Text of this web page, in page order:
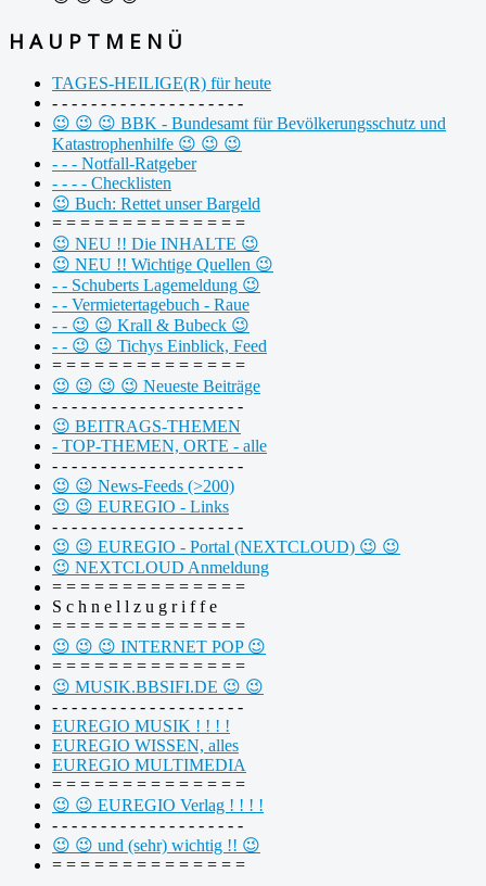
H A U P T M E N Ü
TAGES-HEILIGE(R) für heute
- - - - - - - - - - - - - - - - - - - -
😉 😉 😉 BBK - Bundesamt für Bevölkerungsschutz und
Katastrophenhilfe 😉 😉 😉
- - - Notfall-Ratgeber
- - - - Checklisten
😉 Buch: Rettet unser Bargeld
= = = = = = = = = = = = = =
😉 NEU !! Die INHALTE 😉
😉 NEU !! Wichtige Quellen 😉
- - Schuberts Lagemeldung 😉
- - Vermietertagebuch - Raue
- - 😉 😉 Krall & Bubeck 😉
- - 😉 😉 Tichys Einblick, Feed
= = = = = = = = = = = = = =
😉 😉 😉 😉 Neueste Beiträge
- - - - - - - - - - - - - - - - - - - -
😉 BEITRAGS-THEMEN
- TOP-THEMEN, ORTE - alle
- - - - - - - - - - - - - - - - - - - -
😉 😉 News-Feeds (>200)
😉 😉 EUREGIO - Links
- - - - - - - - - - - - - - - - - - - -
😉 😉 EUREGIO - Portal (NEXTCLOUD) 😉 😉
😉 NEXTCLOUD Anmeldung
= = = = = = = = = = = = = =
S c h n e l l z u g r i f f e
= = = = = = = = = = = = = =
😉 😉 😉 INTERNET POP 😉
= = = = = = = = = = = = = =
😉 MUSIK.BBSIFI.DE 😉 😉
- - - - - - - - - - - - - - - - - - - -
EUREGIO MUSIK ! ! ! !
EUREGIO WISSEN, alles
EUREGIO MULTIMEDIA
= = = = = = = = = = = = = =
😉 😉 EUREGIO Verlag ! ! ! !
- - - - - - - - - - - - - - - - - - - -
😉 😉 und (sehr) wichtig !! 😉
= = = = = = = = = = = = = =